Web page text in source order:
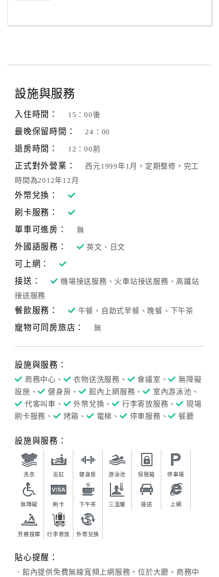
計
宣
設施與服務
入住時間： 15：00後
最晚保留時間： 24：00
退房時間： 12：00前
正式對外營業：
西元1999年1月，定期整修，完工
時間為2012年12月
外幣兌換：
刷卡服務：
單車可進房：
無
外國語服務： 英文、日文
可上網：
接送：
機場接送服務、火車站接送服務、高鐵站
接送服務
餐飲服務： 午餐、自助式早餐、晚餐、下午茶
寵物可同房旅店： 無
設施與服務：
商務中心、 衣物送洗服務、 會議室、
無障礙
設施、
健身房、 館內上網服務、
室內游泳池、
代客叫車、
外幣兌換、 行李寄放服務、
現場
刷卡服務、
烤箱、 電梯、 停車服務、 餐廳
設施與服務：
洗衣 浴缸 健身房 游泳池 保險箱 停車場
無障礙 刷卡 下午茶 三溫暖 接送 上網
芳療按摩 行李寄放 外幣兌換
貼心提醒：
．館內提供免費無線寬頻上網服務，位於大廳、商務中